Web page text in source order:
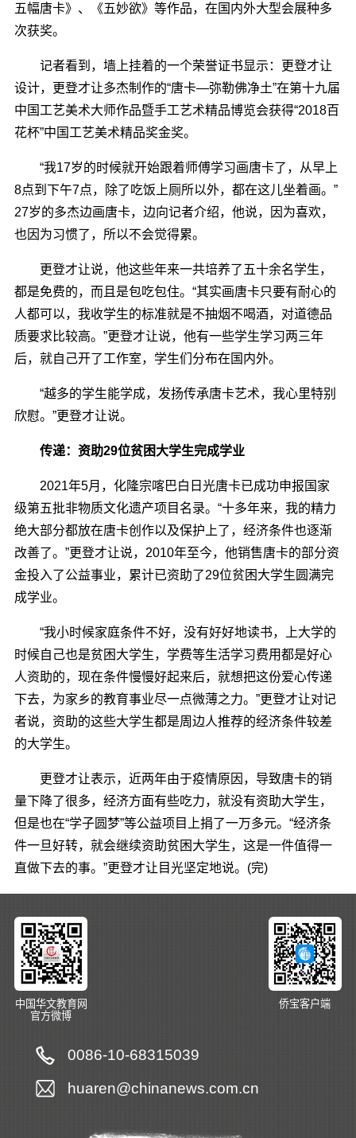
五幅唐卡》、《五妙欲》等作品，在国内外大型会展种多
次获奖。
记者看到，墙上挂着的一个荣誉证书显示：更登才让
设计，更登才让多杰制作的“唐卡―弥勒佛净土”在第十九届
中国工艺美术大师作品暨手工艺术精品博览会获得“2018百
花杯”中国工艺美术精品奖金奖。
“我17岁的时候就开始跟着师傅学习画唐卡了，从早上
8点到下午7点，除了吃饭上厕所以外，都在这儿坐着画。”
27岁的多杰边画唐卡，边向记者介绍，他说，因为喜欢，
也因为习惯了，所以不会觉得累。
更登才让说，他这些年来一共培养了五十余名学生，
都是免费的，而且是包吃包住。“其实画唐卡只要有耐心的
人都可以，我收学生的标准就是不抽烟不喝酒，对道德品
质要求比较高。”更登才让说，他有一些学生学习两三年
后，就自己开了工作室，学生们分布在国内外。
“越多的学生能学成，发扬传承唐卡艺术，我心里特别
欣慰。”更登才让说。
传递：资助29位贫困大学生完成学业
2021年5月，化隆宗喀巴白日光唐卡已成功申报国家
级第五批非物质文化遗产项目名录。“十多年来，我的精力
绝大部分都放在唐卡创作以及保护上了，经济条件也逐渐
改善了。”更登才让说，2010年至今，他销售唐卡的部分资
金投入了公益事业，累计已资助了29位贫困大学生圆满完
成学业。
“我小时候家庭条件不好，没有好好地读书，上大学的
时候自己也是贫困大学生，学费等生活学习费用都是好心
人资助的，现在条件慢慢好起来后，就想把这份爱心传递
下去，为家乡的教育事业尽一点微薄之力。”更登才让对记
者说，资助的这些大学生都是周边人推荐的经济条件较差
的大学生。
更登才让表示，近两年由于疫情原因，导致唐卡的销
量下降了很多，经济方面有些吃力，就没有资助大学生，
但是也在“学子圆梦”等公益项目上捐了一万多元。“经济条
件一旦好转，就会继续资助贫困大学生，这是一件值得一
直做下去的事。”更登才让目光坚定地说。(完)
中国华文教育网
官方微博
侨宝客户端
0086-10-68315039
huaren@chinanews.com.cn